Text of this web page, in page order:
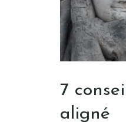
7
aligné